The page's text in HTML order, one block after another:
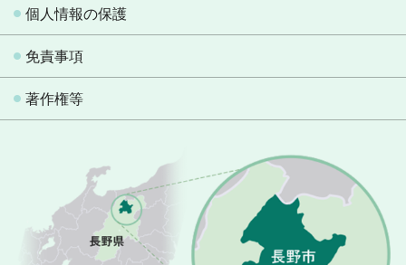
個人情報の保護
免責事項
著作権等